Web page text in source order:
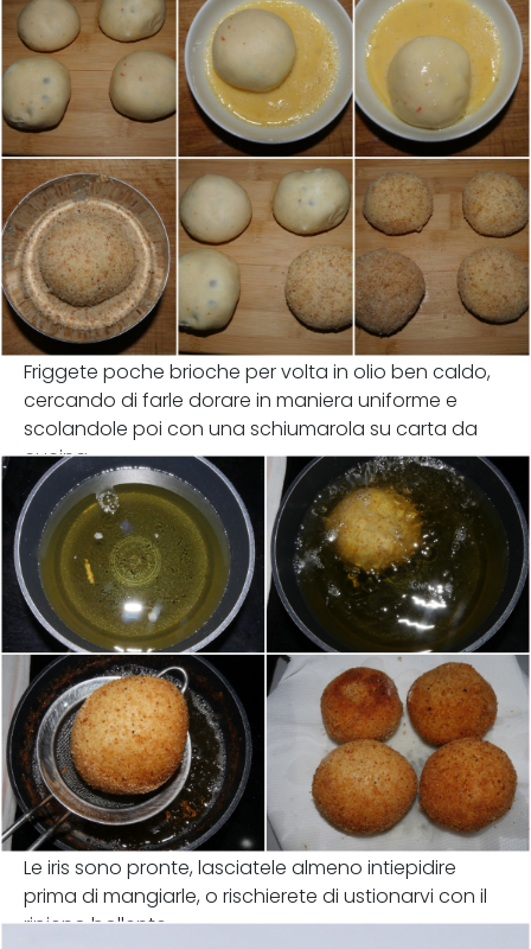
Friggete poche brioche per volta in olio ben caldo,
cercando di farle dorare in maniera uniforme e
scolandole poi con una schiumarola su carta da
cucina.
Le iris sono pronte, lasciatele almeno intiepidire
prima di mangiarle, o rischierete di ustionarvi con il
ripieno bollente.